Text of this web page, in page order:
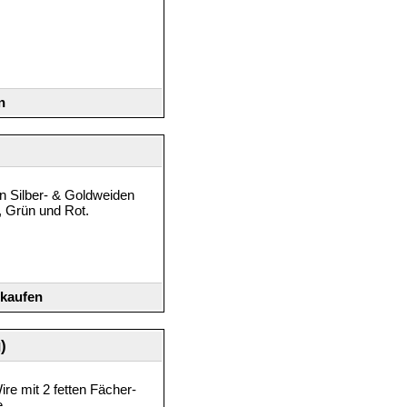
Silber- & Goldweiden
Grün und Rot.
mit 2 fetten Fächer-